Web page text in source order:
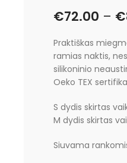
€72.00 – €
Praktiškas
ramias naktis,
silikoninio
Oeko TEX
S dydis skirtas
M dydis skirtas
Siuvama